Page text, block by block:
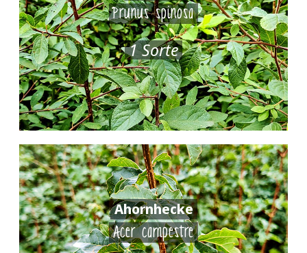
Prunus spinosa
1 Sorte
Ahornhecke
Acer campestre